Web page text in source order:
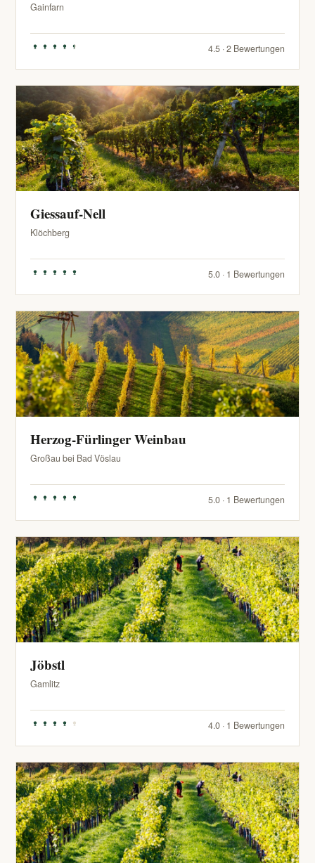
Gainfarn
4.5 · 2 Bewertungen
Giessauf-Nell
Klöchberg
5.0 · 1 Bewertungen
Herzog-Fürlinger Weinbau
Großau bei Bad Vöslau
5.0 · 1 Bewertungen
Jöbstl
Gamlitz
4.0 · 1 Bewertungen